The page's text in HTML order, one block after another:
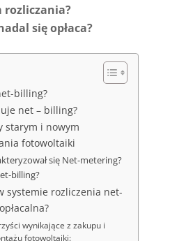
rozliczania?
się opłaca?
billing?
net – billing?
starym i nowym
fotowoltaiki
się Net-metering?
billing?
systemie rozliczenia net-
wynikające z zakupu i
fotowoltaiki: